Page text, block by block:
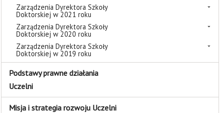
Zarządzenia Dyrektora Szkoły
Doktorskiej w 2021 roku
Zarządzenia Dyrektora Szkoły
Doktorskiej w 2020 roku
Zarządzenia Dyrektora Szkoły
Doktorskiej w 2019 roku
Podstawy prawne działania
Uczelni
Misja i strategia rozwoju Uczelni